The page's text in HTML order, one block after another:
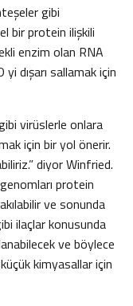
gibi
bir protein ilişkili
enzim olan RNA
dışarı sallamak için
virüslerle onlara
için bir yol önerir.
diyor Winfried.
protein
ve sonunda
ilaçlar konusunda
ve böylece
kimyasallar için